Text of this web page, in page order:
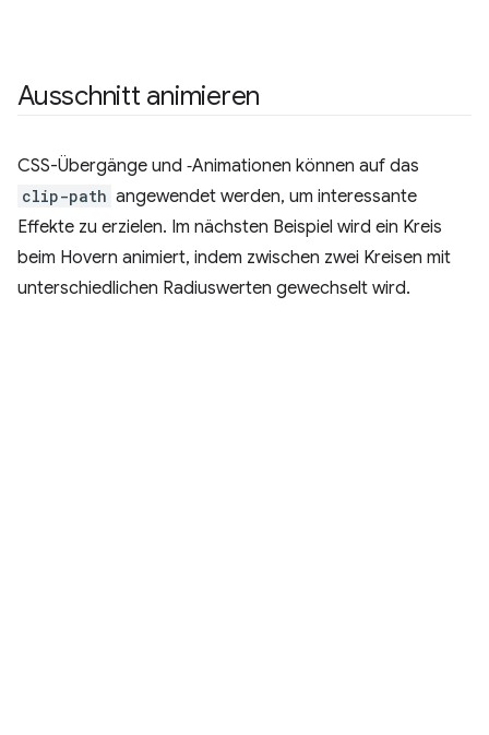
Ausschnitt animieren
CSS-Übergänge und ‑Animationen können auf das
clip-path angewendet werden, um interessante
Effekte zu erzielen. Im nächsten Beispiel wird ein Kreis
beim Hovern animiert, indem zwischen zwei Kreisen mit
unterschiedlichen Radiuswerten gewechselt wird.